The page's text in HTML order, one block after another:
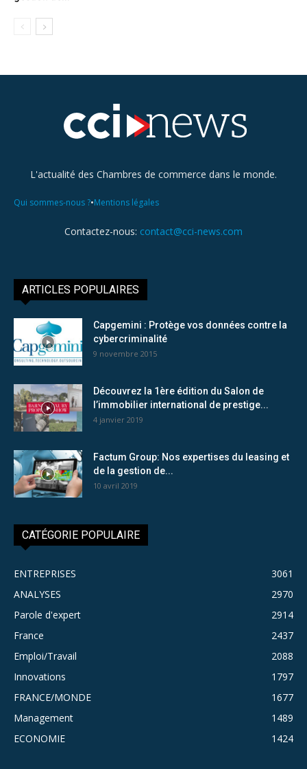
L'actualité des Chambres de commerce dans le monde.
Qui sommes-nous ?•Mentions légales
Contactez-nous: contact@cci-news.com
ARTICLES POPULAIRES
Capgemini : Protège vos données contre la
cybercriminalité
9 novembre 2015
Découvrez la 1ère édition du Salon de
l’immobilier international de prestige...
4 janvier 2019
Factum Group: Nos expertises du leasing et
de la gestion de...
10 avril 2019
CATÉGORIE POPULAIRE
ENTREPRISES
3061
ANALYSES
2970
Parole d'expert
2914
France
2437
Emploi/Travail
2088
Innovations
1797
FRANCE/MONDE
1677
Management
1489
ECONOMIE
1424